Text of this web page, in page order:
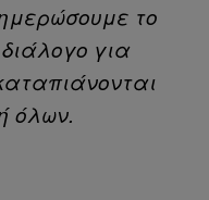
το
για
όλων.